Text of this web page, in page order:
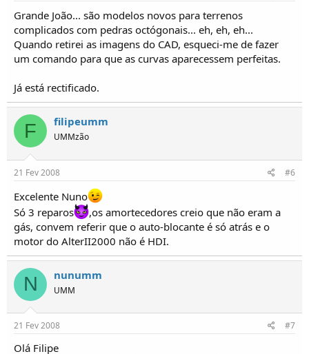
Grande João... são modelos novos para terrenos
complicados com pedras octógonais... eh, eh, eh...
Quando retirei as imagens do CAD, esqueci-me de fazer
um comando para que as curvas aparecessem perfeitas.
Já está rectificado.
F filipeumm
UMMzão
21 Fev 2008 #6
Excelente Nuno
Só 3 reparos
,os amortecedores creio que não eram a
gás, convem referir que o auto-blocante é só atrás e o
motor do AlterII2000 não é HDI.
N nunumm
UMM
21 Fev 2008 #7
Olá Filipe